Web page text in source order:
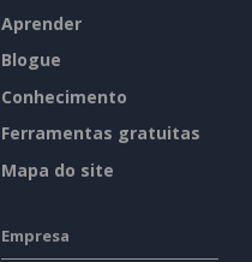
Aprender
Blogue
Conhecimento
Ferramentas gratuitas
Mapa do site
Empresa